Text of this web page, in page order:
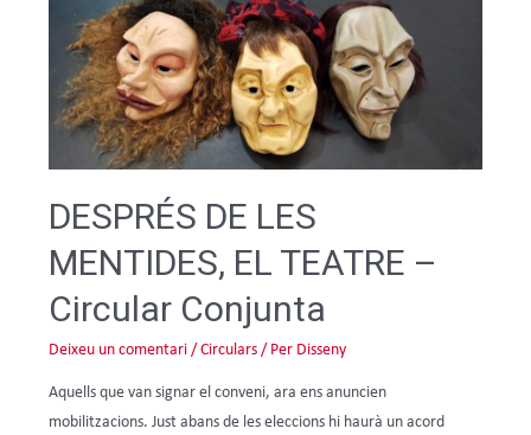
DESPRÉS DE LES
MENTIDES, EL TEATRE –
Circular Conjunta
Deixeu un comentari /Circulars / Per Disseny
Aquells que van signar el conveni, ara ens anuncien
mobilitzacions. Just abans de les eleccions hi haurà un acord